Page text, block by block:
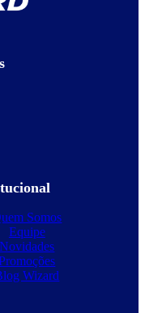
Somos
Equipe
Novidades
Wizard